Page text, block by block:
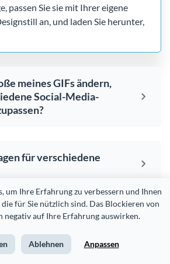
um Ihre Erfahrung zu verbessern und Ihnen
für Sie nützlich sind. Das Blockieren von
negativ auf Ihre Erfahrung auswirken.
Ablehnen Anpassen
passen Sie sie mit Ihrer eigene
an, und laden Sie herunter,
meines GIFs ändern,
Social-Media-
für verschiedene
vollständig anpassbar?